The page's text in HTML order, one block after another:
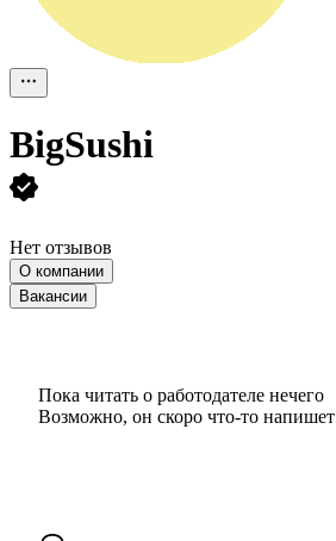
BigSushi
Нет отзывов
О компании
Вакансии
Пока читать о работодателе нечего
Возможно, он скоро что‑то напишет